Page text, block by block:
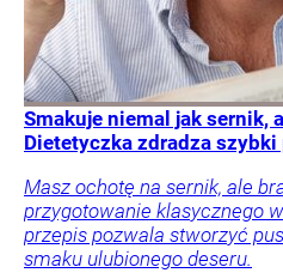
Smakuje niemal jak sernik,
Dietetyczka zdradza szybki
Masz ochotę na sernik, ale
przygotowanie klasycznego
przepis pozwala stworzyć
smaku ulubionego deseru.